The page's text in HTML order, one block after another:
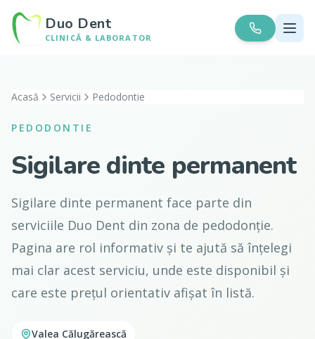
Duo Dent
CLINICĂ & LABORATOR
Acasă Servicii Pedodontie
PEDODONTIE
Sigilare dinte permanent
Sigilare dinte permanent face parte din
serviciile Duo Dent din zona de pedodonție.
Pagina are rol informativ și te ajută să înțelegi
mai clar acest serviciu, unde este disponibil și
care este prețul orientativ afișat în listă.
Valea Călugărească